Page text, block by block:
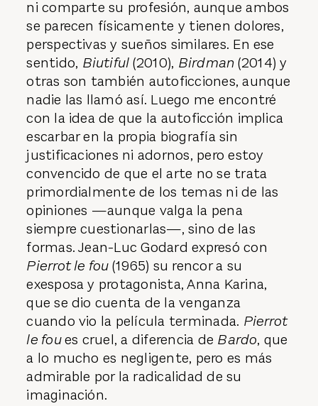
ni comparte su profesión, aunque ambos
se parecen físicamente y tienen dolores,
perspectivas y sueños similares. En ese
sentido, Biutiful(2010), Birdman(2014) y
otras son también autoficciones, aunque
nadie las llamó así. Luego me encontré
con la idea de que la autoficción implica
escarbar en la propia biografía sin
justificaciones ni adornos, pero estoy
convencido de que el arte no se trata
primordialmente de los temas ni de las
opiniones —aunque valga la pena
siempre cuestionarlas—, sino de las
formas. Jean-Luc Godard expresó con
Pierrot le fou(1965) su rencor a su
exesposa y protagonista, Anna Karina,
que se dio cuenta de la venganza
cuando vio la película terminada. Pierrot
le foues cruel, a diferencia de Bardo, que
a lo mucho es negligente, pero es más
admirable por la radicalidad de su
imaginación.